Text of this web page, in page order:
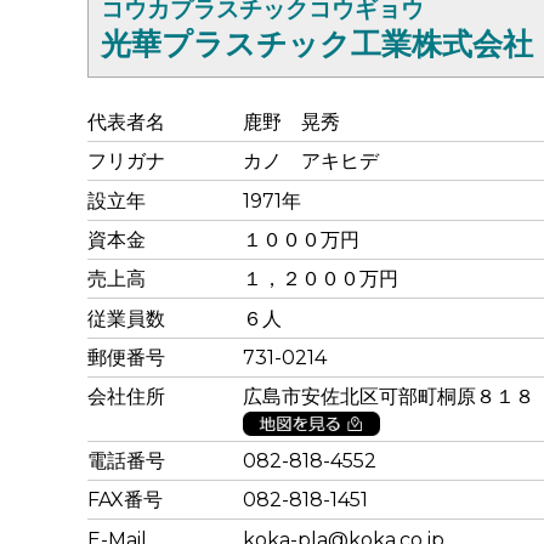
コウカプラスチックコウギョウ
光華プラスチック工業株式会社
代表者名
鹿野 晃秀
フリガナ
カノ アキヒデ
設立年
1971年
資本金
１０００万円
売上高
１，２０００万円
従業員数
６人
郵便番号
731-0214
会社住所
広島市安佐北区可部町桐原８１
電話番号
082-818-4552
FAX番号
082-818-1451
E-Mail
koka-pla@koka.co.jp